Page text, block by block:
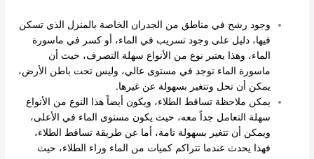
وجود رشح في مناطق من الجدران الخاصة بالمنزل الذي تسكن
فيها، دليل على وجود تسريب في الماء، أو كسر في ماسورة
الماء، وهذا يعتبر نوع من الأنواع سهلة التصرف، حيث أن
ماسورة الماء توجد في مستوى عالي، وليس تحت باطن الأرض،
يمكن أن تحل وتتغير بسهولة عن غيرها.
يمكن ملاحظة تساقط الطلاء، ويكون أيضاً هذا النوع من الأنواع
سهلة التعامل جداً معه، حيث يكون مستوى الماء في الأعلى،
ويمكن أن تتغير بسهولة تامة، أما عن طريقة تساقط الطلاء،
فهذا يحدث عندما تتراكم كميات من الماء وراء الطلاء، حيث